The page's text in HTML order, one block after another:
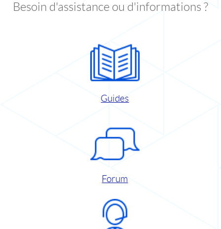
Besoin d'assistance ou d'informations ?
Guides
Forum